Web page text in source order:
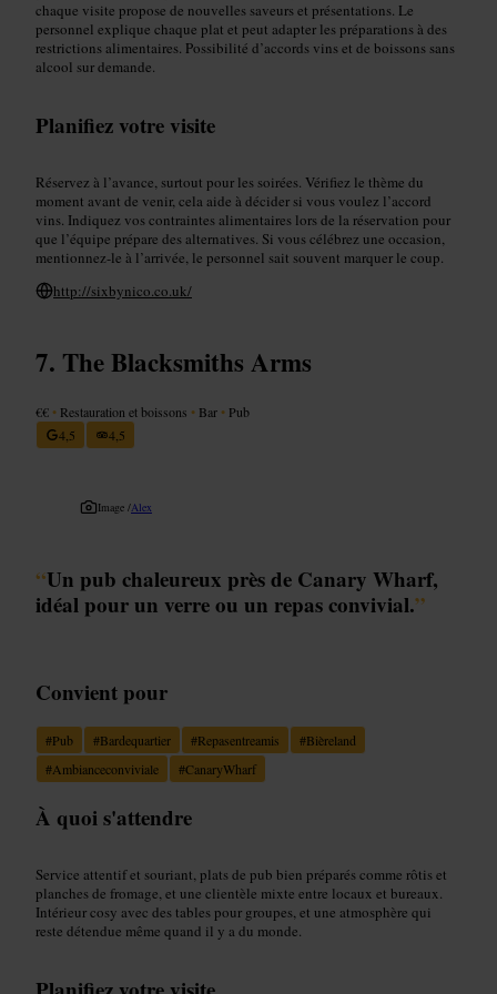
chaque visite propose de nouvelles saveurs et présentations. Le
personnel explique chaque plat et peut adapter les préparations à des
restrictions alimentaires. Possibilité d’accords vins et de boissons sans
alcool sur demande.
Planifiez votre visite
Réservez à l’avance, surtout pour les soirées. Vérifiez le thème du
moment avant de venir, cela aide à décider si vous voulez l’accord
vins. Indiquez vos contraintes alimentaires lors de la réservation pour
que l’équipe prépare des alternatives. Si vous célébrez une occasion,
mentionnez-le à l’arrivée, le personnel sait souvent marquer le coup.
http://sixbynico.co.uk/
The Blacksmiths Arms
€€ • Restauration et boissons • Bar • Pub
4,5
4,5
Image /Alex
“Un pub chaleureux près de Canary Wharf,
idéal pour un verre ou un repas convivial.”
Convient pour
#Pub #Bardequartier #Repasentreamis #Bièreland
#Ambianceconviviale #CanaryWharf
À quoi s'attendre
Service attentif et souriant, plats de pub bien préparés comme rôtis et
planches de fromage, et une clientèle mixte entre locaux et bureaux.
Intérieur cosy avec des tables pour groupes, et une atmosphère qui
reste détendue même quand il y a du monde.